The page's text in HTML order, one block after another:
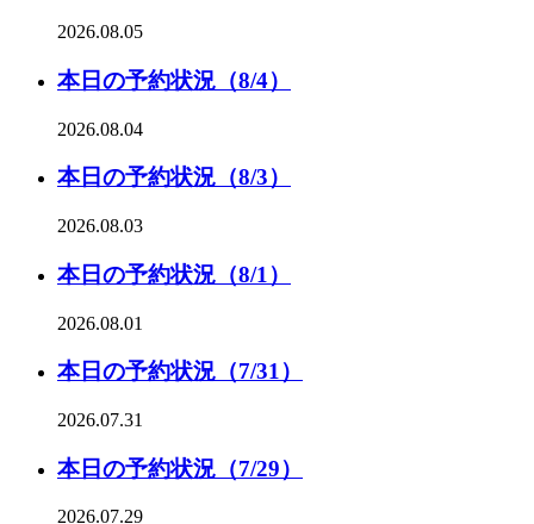
2026.08.05
本日の予約状況（8/4）
2026.08.04
本日の予約状況（8/3）
2026.08.03
本日の予約状況（8/1）
2026.08.01
本日の予約状況（7/31）
2026.07.31
本日の予約状況（7/29）
2026.07.29